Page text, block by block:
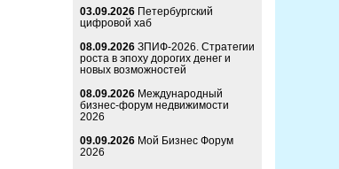
03.09.2026 Петербургский
цифровой хаб
08.09.2026 ЗПИФ-2026. Стратегии
роста в эпоху дорогих денег и
новых возможностей
08.09.2026 Международный
бизнес-форум недвижимости
2026
09.09.2026 Мой Бизнес Форум
2026